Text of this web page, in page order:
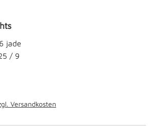
jade
/ 9
Versandkosten